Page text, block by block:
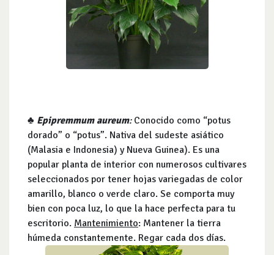
♣ Epipremmum aureum: Conocido como “potus
dorado” o “potus”. Nativa del sudeste asiático
(Malasia e Indonesia) y Nueva Guinea). Es una
popular planta de interior con numerosos cultivares
seleccionados por tener hojas variegadas de color
amarillo, blanco o verde claro. Se comporta muy
bien con poca luz, lo que la hace perfecta para tu
escritorio. Mantenimiento: Mantener la tierra
húmeda constantemente. Regar cada dos días.